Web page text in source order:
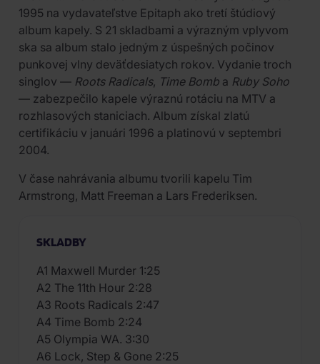
1995 na vydavateľstve Epitaph ako tretí štúdiový
album kapely. S 21 skladbami a výrazným vplyvom
ska sa album stalo jedným z úspešných počinov
punkovej vlny deväťdesiatych rokov. Vydanie troch
singlov — Roots Radicals, Time Bomb a Ruby Soho
— zabezpečilo kapele výraznú rotáciu na MTV a
rozhlasových staniciach. Album získal zlatú
certifikáciu v januári 1996 a platinovú v septembri
2004.
V čase nahrávania albumu tvorili kapelu Tim
Armstrong, Matt Freeman a Lars Frederiksen.
SKLADBY
A1 Maxwell Murder 1:25
A2 The 11th Hour 2:28
A3 Roots Radicals 2:47
A4 Time Bomb 2:24
A5 Olympia WA. 3:30
A6 Lock, Step & Gone 2:25